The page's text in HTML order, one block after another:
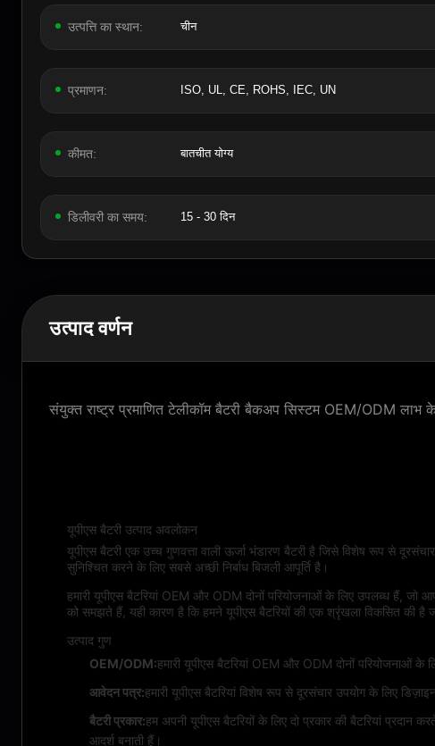
उत्पत्ति का स्थान: चीन
प्रमाणन: ISO, UL, CE, ROHS, IEC, UN
कीमत: बातचीत योग्य
डिलीवरी का समय: 15 - 30 दिन
उत्पाद वर्णन
संयुक्त राष्ट्र प्रमाणित टेलीकॉम बैटरी बैकअप सिस्टम OEM/ODM लाभ के
यूपीएस बैटरी उत्पाद अवलोकन
यूपीएस बैटरी एक उच्च गुणवत्ता वाली ऊर्जा भंडारण बैटरी है जिसे विशेष रूप से
सुनिश्चित करने के लिए सबसे अच्छी निर्बाध बिजली आपूर्ति है।
हमारी यूपीएस बैटरियां OEM और ODM दोनों परियोजनाओं के लिए उपलब्ध हैं,
को समझते हैं, यही कारण है कि हमने यूपीएस बैटरियों की एक श्रृंखला विकसित की है
उत्पाद गुण
OEM/ODM:हमारी यूपीएस बैटरियां OEM और ODM दोनों
आवेदन पत्र:हमारी यूपीएस बैटरियां विशेष रूप से दूरसंचार उपयोग के लिए
बैटरी प्रकार:हम अपनी यूपीएस बैटरियों के लिए दो प्रकार की बैटरियां
आदर्श बनाती हैं।